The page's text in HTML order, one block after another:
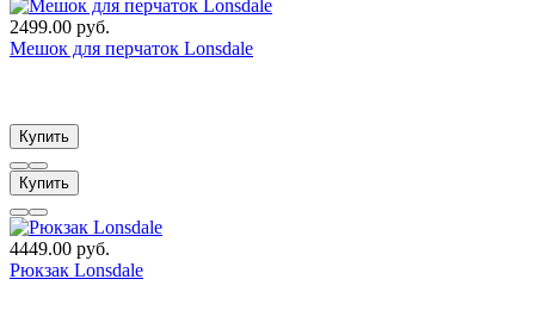
2499.00 руб.
Мешок для перчаток Lonsdale
Купить
Купить
4449.00 руб.
Рюкзак Lonsdale